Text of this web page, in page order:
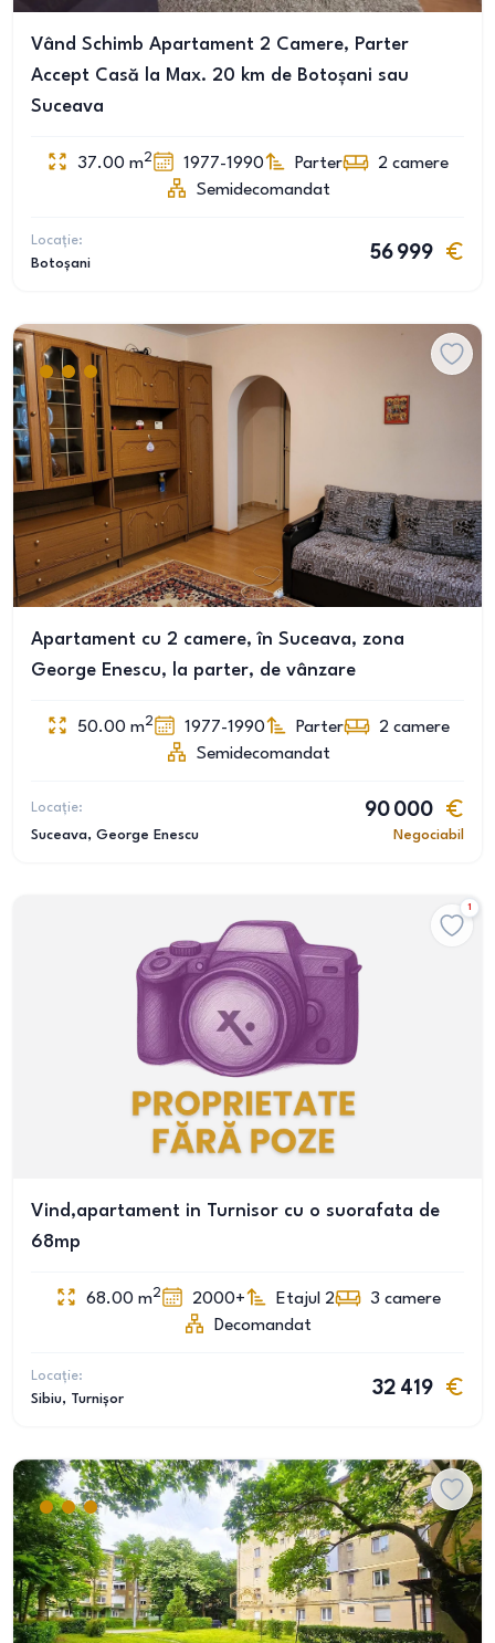
Vând Schimb Apartament 2 Camere, Parter
Accept Casă la Max. 20 km de Botoșani sau
Suceava
37.00 m2 1977-1990 Parter 2 camere
Semidecomandat
Locație:
Botoșani
56 999
Apartament cu 2 camere, în Suceava, zona
George Enescu, la parter, de vânzare
50.00 m2 1977-1990 Parter 2 camere
Semidecomandat
Locație:
Suceava, George Enescu
90 000
Negociabil
1
Vind,apartament in Turnisor cu o suorafata de
68mp
68.00 m2 2000+ Etajul 2 3 camere
Decomandat
Locație:
Sibiu, Turnișor
32 419